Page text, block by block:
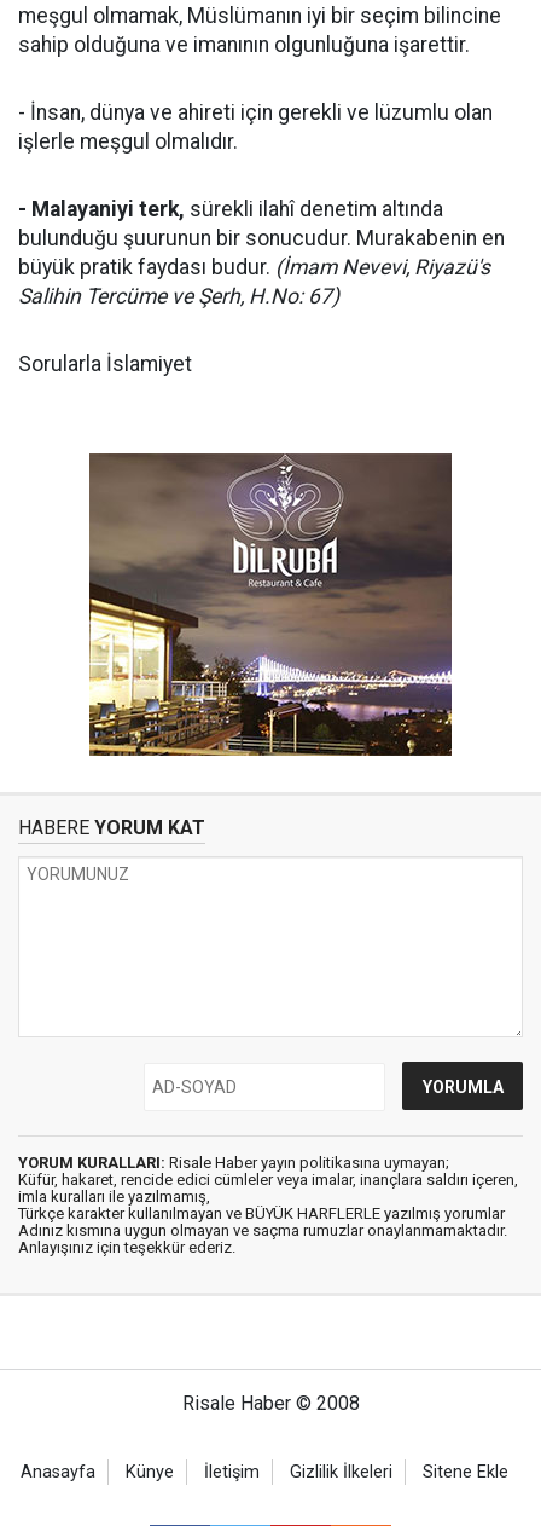
meşgul olmamak, Müslümanın iyi bir seçim bilincine
sahip olduğuna ve imanının olgunluğuna işarettir.
- İnsan, dünya ve ahireti için gerekli ve lüzumlu olan
işlerle meşgul olmalıdır.
- Malayaniyi terk, sürekli ilahî denetim altında
bulunduğu şuurunun bir sonucudur. Murakabenin en
büyük pratik faydası budur. (İmam Nevevi, Riyazü's
Salihin Tercüme ve Şerh, H.No: 67)
Sorularla İslamiyet
HABERE YORUM KAT
YORUM KURALLARI: Risale Haber yayın politikasına uymayan;
Küfür, hakaret, rencide edici cümleler veya imalar, inançlara saldırı içeren,
imla kuralları ile yazılmamış,
Türkçe karakter kullanılmayan ve BÜYÜK HARFLERLE yazılmış yorumlar
Adınız kısmına uygun olmayan ve saçma rumuzlar onaylanmamaktadır.
Anlayışınız için teşekkür ederiz.
Risale Haber © 2008
Anasayfa Künye İletişim Gizlilik İlkeleri Sitene Ekle